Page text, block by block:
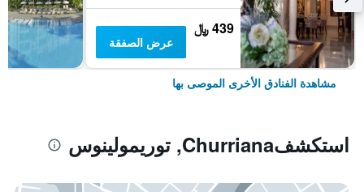
439 ﷼
عرض الصفقة
مشاهدة الفنادق الأخرى الموصى بها
استكشفChurriana, توريمولينوس